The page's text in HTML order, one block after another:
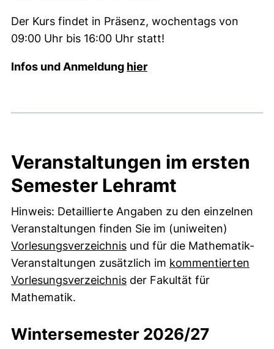
Der Kurs findet in Präsenz, wochentags von
09:00 Uhr bis 16:00 Uhr statt!
Infos und Anmeldung hier
Veranstaltungen im ersten
Semester Lehramt
Hinweis: Detaillierte Angaben zu den einzelnen
Veranstaltungen finden Sie im (uniweiten)
Vorlesungsverzeichnis und für die Mathematik-
Veranstaltungen zusätzlich im kommentierten
Vorlesungsverzeichnis(externer Link, öffnet neues
der Fakultät für
Mathematik.
Wintersemester 2026/27